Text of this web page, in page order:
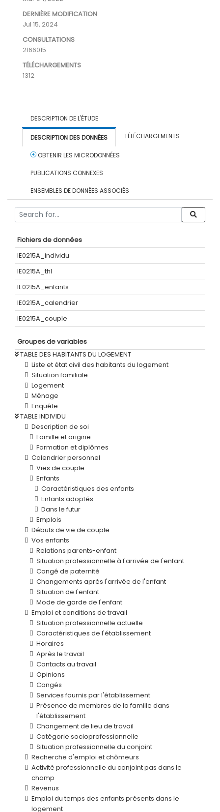
DERNIÈRE MODIFICATION
Jul 15, 2024
CONSULTATIONS
2166015
TÉLÉCHARGEMENTS
1312
DESCRIPTION DE L'ÉTUDE
DESCRIPTION DES DONNÉES TÉLÉCHARGEMENTS
OBTENIR LES MICRODONNÉES
PUBLICATIONS CONNEXES
ENSEMBLES DE DONNÉES ASSOCIÉS
Fichiers de données
IE0215A_individu
IE0215A_thl
IE0215A_enfants
IE0215A_calendrier
IE0215A_couple
Groupes de variables
TABLE DES HABITANTS DU LOGEMENT
Liste et état civil des habitants du logement
Situation familiale
Logement
Ménage
Enquête
TABLE INDIVIDU
Description de soi
Famille et origine
Formation et diplômes
Calendrier personnel
Vies de couple
Enfants
Caractéristiques des enfants
Enfants adoptés
Dans le futur
Emplois
Débuts de vie de couple
Vos enfants
Relations parents-enfant
Situation professionnelle à l'arrivée de l'enfant
Congé de paternité
Changements après l'arrivée de l'enfant
Situation de l'enfant
Mode de garde de l'enfant
Emploi et conditions de travail
Situation professionnelle actuelle
Caractéristiques de l'établissement
Horaires
Après le travail
Contacts au travail
Opinions
Congés
Services fournis par l'établissement
Présence de membres de la famille dans
l'établissement
Changement de lieu de travail
Catégorie socioprofessionnelle
Situation professionnelle du conjoint
Recherche d'emploi et chômeurs
Activité professionnelle du conjoint pas dans le
champ
Revenus
Emploi du temps des enfants présents dans le
logement